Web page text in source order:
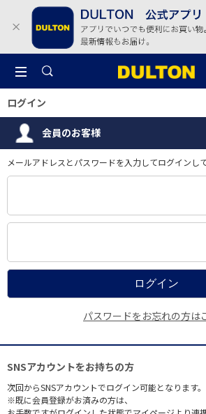
ログイン
会員のお客様
メールアドレスとパスワードを入力してログインし
パスワードをお忘れの方は
SNSアカウントをお持ちの方
次回からSNSアカウントでログイン可能となります。
※既に会員登録がお済みの方は、